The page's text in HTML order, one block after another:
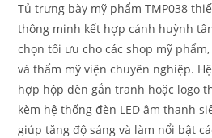
Tủ trưng bày mỹ phẩm TMP038
thông minh kết hợp cánh huỳnh
chọn tối ưu cho các shop mỹ
và thẩm mỹ viện chuyên nghiệp.
hợp hộp đèn gắn tranh hoặc logo
kèm hệ thống đèn LED âm thanh
giúp tăng độ sáng và làm nổi bật